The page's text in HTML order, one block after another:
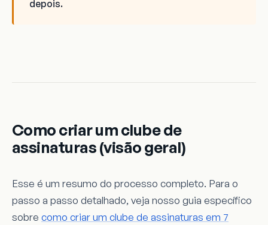
depois.
Como criar um clube de
assinaturas (visão geral)
Esse é um resumo do processo completo. Para o
passo a passo detalhado, veja nosso guia específico
sobre como criar um clube de assinaturas em 7